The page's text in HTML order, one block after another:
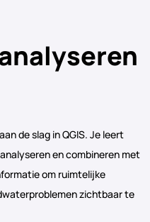
de slag in QGIS. Je leert
en combineren met
om ruimtelijke
zichtbaar te